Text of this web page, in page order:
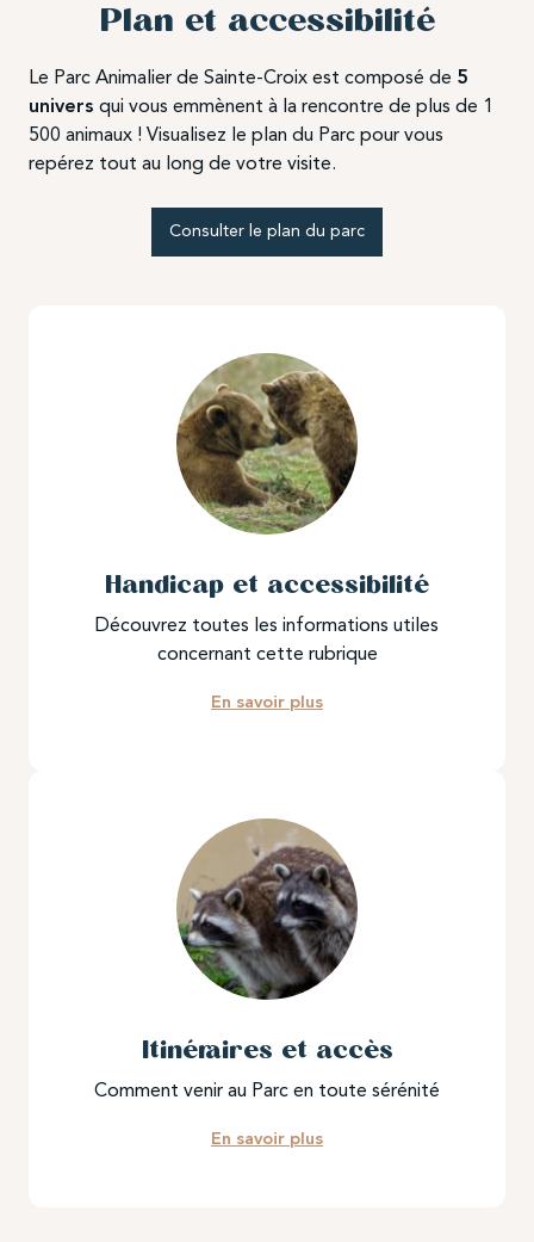
Plan et accessibilité
Le Parc Animalier de Sainte-Croix est composé de 5
univers qui vous emmènent à la rencontre de plus de 1
500 animaux ! Visualisez le plan du Parc pour vous
repérez tout au long de votre visite.
Consulter le plan du parc
Handicap et accessibilité
Découvrez toutes les informations utiles
concernant cette rubrique
En savoir plus
Itinéraires et accès
Comment venir au Parc en toute sérénité
En savoir plus